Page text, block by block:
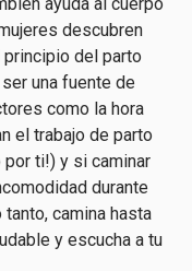
descubren
del parto
una fuente de
como la hora
el trabajo de parto
por ti!) y si caminar
durante
camina hasta
y escucha a tu